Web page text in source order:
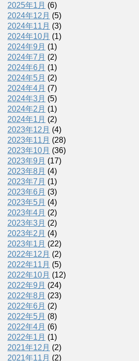
2025年1月 (6)
2024年12月 (5)
2024年11月 (3)
2024年10月 (1)
2024年9月 (1)
2024年7月 (2)
2024年6月 (1)
2024年5月 (2)
2024年4月 (7)
2024年3月 (5)
2024年2月 (1)
2024年1月 (2)
2023年12月 (4)
2023年11月 (28)
2023年10月 (36)
2023年9月 (17)
2023年8月 (4)
2023年7月 (1)
2023年6月 (3)
2023年5月 (4)
2023年4月 (2)
2023年3月 (2)
2023年2月 (4)
2023年1月 (22)
2022年12月 (2)
2022年11月 (5)
2022年10月 (12)
2022年9月 (24)
2022年8月 (23)
2022年6月 (2)
2022年5月 (8)
2022年4月 (6)
2022年1月 (1)
2021年12月 (2)
2021年11月 (2)